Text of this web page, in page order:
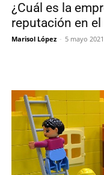
¿Cuál es la
reputación en
Marisol López - 5 mayo 2021